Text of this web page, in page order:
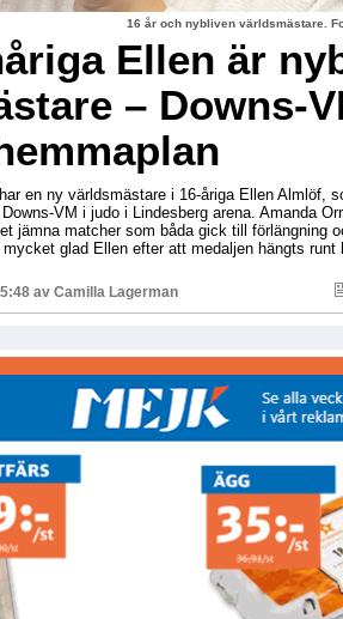
16 år och nybliven världsmästare.
Ellen är
– Downs-
en ny världsmästare i 16-åriga Ellen Almlöf,
VM i judo i Lindesberg arena. Amanda
jämna matcher som båda gick till förlängning
glad Ellen efter att medaljen hängts runt
av Camilla Lagerman